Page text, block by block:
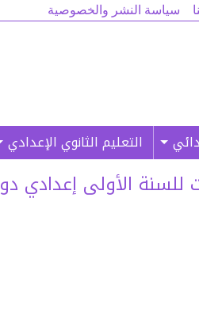
سياسة النشر والخصوصية
التعليم الثانوي الإعدادي
للسنة الأولى إعدادي